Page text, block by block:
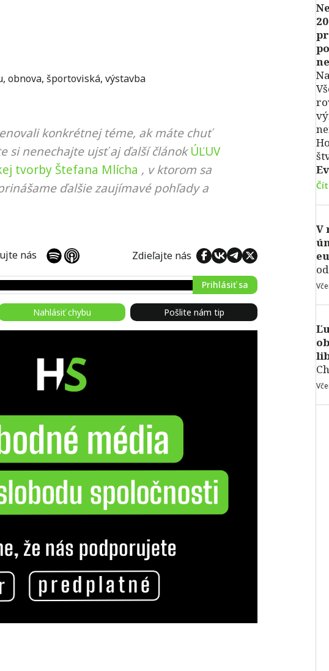
, obnova, športoviská, výstavba
konkrétnej téme, ak máte chuť
si nenechajte ujsť aj ďalší článok ÚĽUV
tvorby Štefana Mlícha , v ktorom sa
ďalšie zaujímavé pohľady a
nás Zdieľajte nás
Prihlásiť sa
Nahlásiť chybu Pošlite nám tip
V